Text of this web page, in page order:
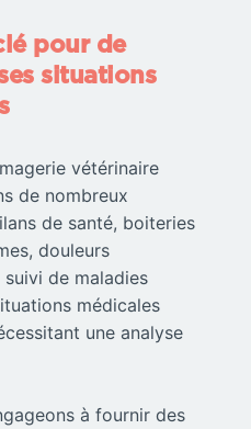
pour de
situations
vétérinaire
de nombreux
de santé, boiteries
douleurs
suivi de maladies
médicales
une analyse
à fournir des